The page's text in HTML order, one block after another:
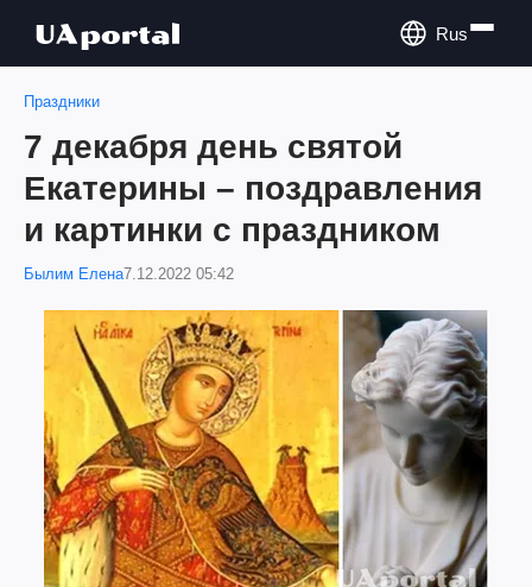
Rus
Праздники
7 декабря день святой
Екатерины – поздравления
и картинки с праздником
Былим Елена7.12.2022 05:42